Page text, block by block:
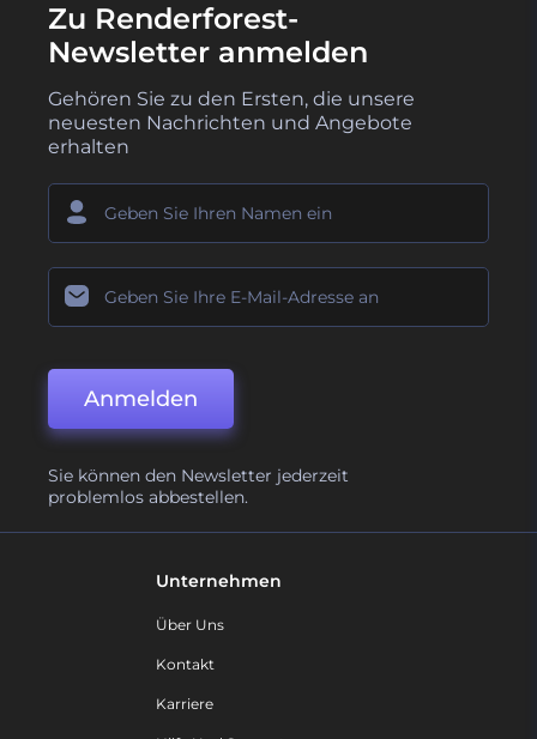
Zu Renderforest-
Newsletter anmelden
Gehören Sie zu den Ersten, die unsere
neuesten Nachrichten und Angebote
erhalten
Anmelden
Sie können den Newsletter jederzeit
problemlos abbestellen.
Unternehmen
Über Uns
Kontakt
Karriere